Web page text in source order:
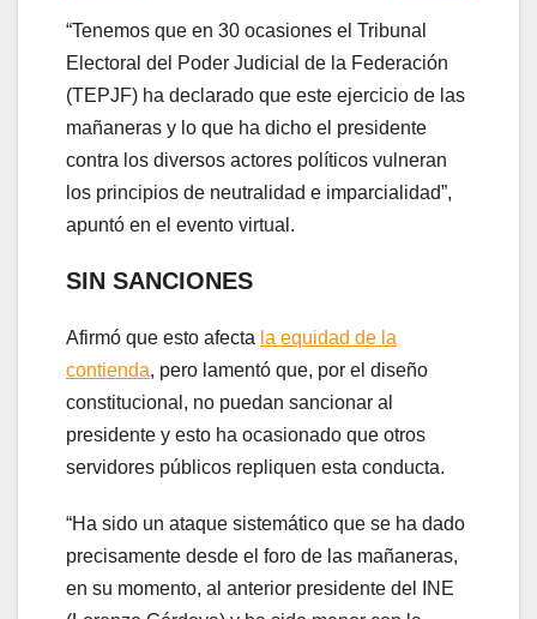
“Tenemos que en 30 ocasiones el Tribunal
Electoral del Poder Judicial de la Federación
(TEPJF) ha declarado que este ejercicio de las
mañaneras y lo que ha dicho el presidente
contra los diversos actores políticos vulneran
los principios de neutralidad e imparcialidad”,
apuntó en el evento virtual.
SIN SANCIONES
Afirmó que esto afecta la equidad de la
contienda, pero lamentó que, por el diseño
constitucional, no puedan sancionar al
presidente y esto ha ocasionado que otros
servidores públicos repliquen esta conducta.
“Ha sido un ataque sistemático que se ha dado
precisamente desde el foro de las mañaneras,
en su momento, al anterior presidente del INE